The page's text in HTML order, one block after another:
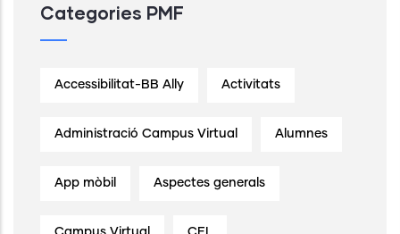
Categories PMF
Accessibilitat-BB Ally Activitats
Administració Campus Virtual Alumnes
App mòbil Aspectes generals